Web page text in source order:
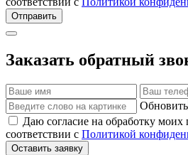
Отправить
Заказать обратный
Обновить
Даю согласие на обработку
соответствии с Политикой
Оставить заявку